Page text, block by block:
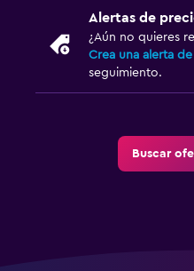
Alertas de
¿Aún no quieres
Crea una alerta
seguimiento.
Buscar